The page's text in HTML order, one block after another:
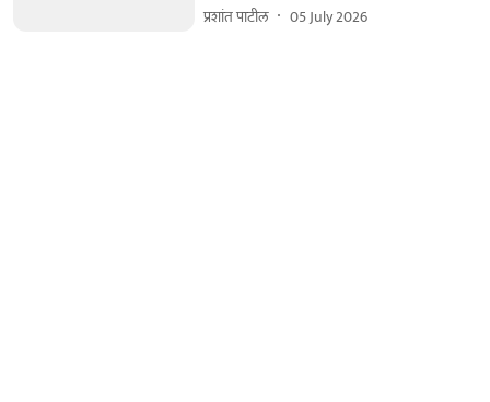
प्रशांत पाटील 05 July 2026